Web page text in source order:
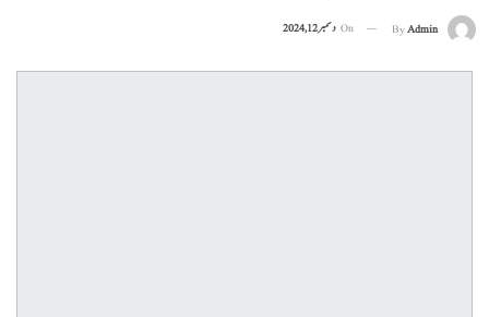
ByAdmin
On دسمبر 12, 2024